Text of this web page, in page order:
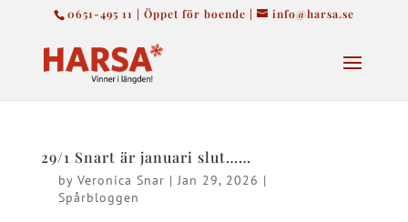
0651-495 11 | Öppet för boende | info@harsa.se
29/1 Snart är januari slut……
by Veronica Snar |Jan 29, 2026 |
Spårbloggen